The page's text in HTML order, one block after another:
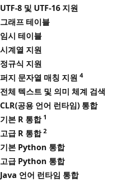
UTF-8 및 UTF-16 지원
그래프 테이블
임시 테이블
시계열 지원
정규식 지원
퍼지 문자열 매칭 지원 4
전체 텍스트 및 의미 체계 검색
CLR(공용 언어 런타임) 통합
기본 R 통합 1
고급 R 통합2
기본 Python 통합
고급 Python 통합
Java 언어 런타임 통합